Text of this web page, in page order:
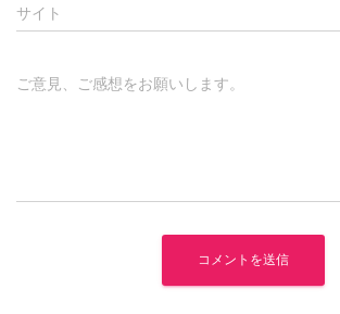
サイト
ご意見、ご感想をお願いします。